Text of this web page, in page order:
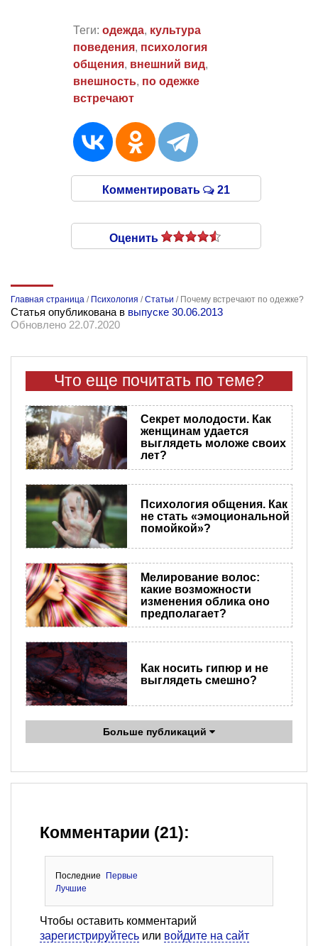
Теги: одежда, культура
поведения, психология
общения, внешний вид,
внешность, по одежке
встречают
Комментировать 21
Оценить
Главная страница / Психология /Статьи / Почему встречают по одежке?
Статья опубликована в выпуске 30.06.2013
Обновлено 22.07.2020
Что еще почитать по теме?
Секрет молодости. Как
женщинам удается
выглядеть моложе своих
лет?
Психология общения. Как
не стать «эмоциональной
помойкой»?
Мелирование волос:
какие возможности
изменения облика оно
предполагает?
Как носить гипюр и не
выглядеть смешно?
Больше публикаций
Комментарии (21):
Последние
Первые
Лучшие
Чтобы оставить комментарий
зарегистрируйтесь или войдите на сайт